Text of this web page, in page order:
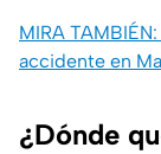
MIRA
accidente en
¿Dónde